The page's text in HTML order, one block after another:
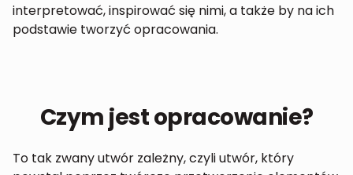
interpretować, inspirować się nimi, a także by na ich
podstawie tworzyć opracowania.
Czym jest opracowanie?
To tak zwany utwór zależny, czyli utwór, który